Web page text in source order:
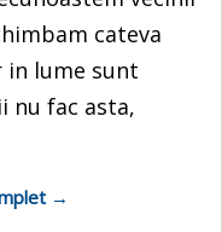
cateva
in lume sunt
nu fac asta,
→